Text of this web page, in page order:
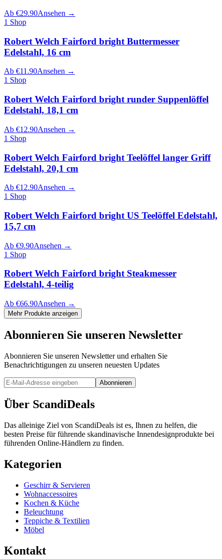
Ab €29.90Ansehen →
1 Shop
Robert Welch Fairford bright Buttermesser
Edelstahl, 16 cm
Ab €11.90Ansehen →
1 Shop
Robert Welch Fairford bright runder Suppenlöffel
Edelstahl, 18,1 cm
Ab €12.90Ansehen →
1 Shop
Robert Welch Fairford bright Teelöffel langer Griff
Edelstahl, 20,1 cm
Ab €12.90Ansehen →
1 Shop
Robert Welch Fairford bright US Teelöffel Edelstahl,
15,7 cm
Ab €9.90Ansehen →
1 Shop
Robert Welch Fairford bright Steakmesser
Edelstahl, 4-teilig
Ab €66.90Ansehen →
Mehr Produkte anzeigen
Abonnieren Sie unseren Newsletter
Abonnieren Sie unseren Newsletter und erhalten Sie
Benachrichtigungen zu unseren neuesten Updates
Abonnieren
Über ScandiDeals
Das alleinige Ziel von ScandiDeals ist es, Ihnen zu helfen, die
besten Preise für führende skandinavische Innendesignprodukte bei
führenden Online-Händlern zu finden.
Kategorien
Geschirr & Servieren
Wohnaccessoires
Kochen & Küche
Beleuchtung
Teppiche & Textilien
Möbel
Kontakt